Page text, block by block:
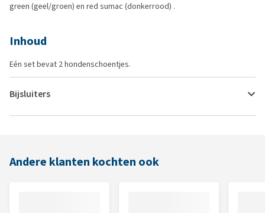
green (geel/groen) en red sumac (donkerrood) .
Inhoud
Eén set bevat 2 hondenschoentjes.
Bijsluiters
Andere klanten kochten ook